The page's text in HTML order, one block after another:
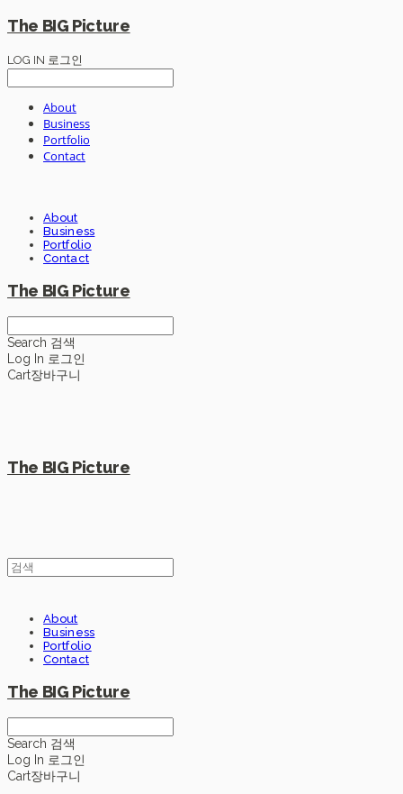
The BIG Picture
LOG IN 로그인
About
Business
Portfolio
Contact
About
Business
Portfolio
Contact
The BIG Picture
Search 검색
Log In 로그인
Cart장바구니
The BIG Picture
About
Business
Portfolio
Contact
The BIG Picture
Search 검색
Log In 로그인
Cart장바구니